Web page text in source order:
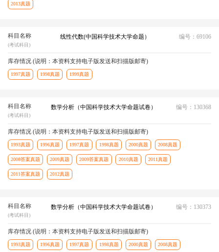
2013真题
科目名称
(考试科目)
线性代数(中国科学技术大学命题） 编号：69106
库存情况 (说明：本资料支持电子版发送和扫描版邮寄)
1997真题 1998真题 1999真题
科目名称
(考试科目)
数学分析（中国科学技术大学命题试卷） 编号：130368
库存情况 (说明：本资料支持电子版发送和扫描版邮寄)
1993真题 1996真题 1997真题 1998真题 2000真题 2008真题
2008答案真题 2009真题 2009答案真题 2010真题 2011真题
2011答案真题 2012真题
科目名称
(考试科目)
数学分析（中国科学技术大学命题试卷） 编号：130373
库存情况 (说明：本资料支持电子版发送和扫描版邮寄)
1993真题 1996真题 1997真题 1998真题 2000真题 2008真题